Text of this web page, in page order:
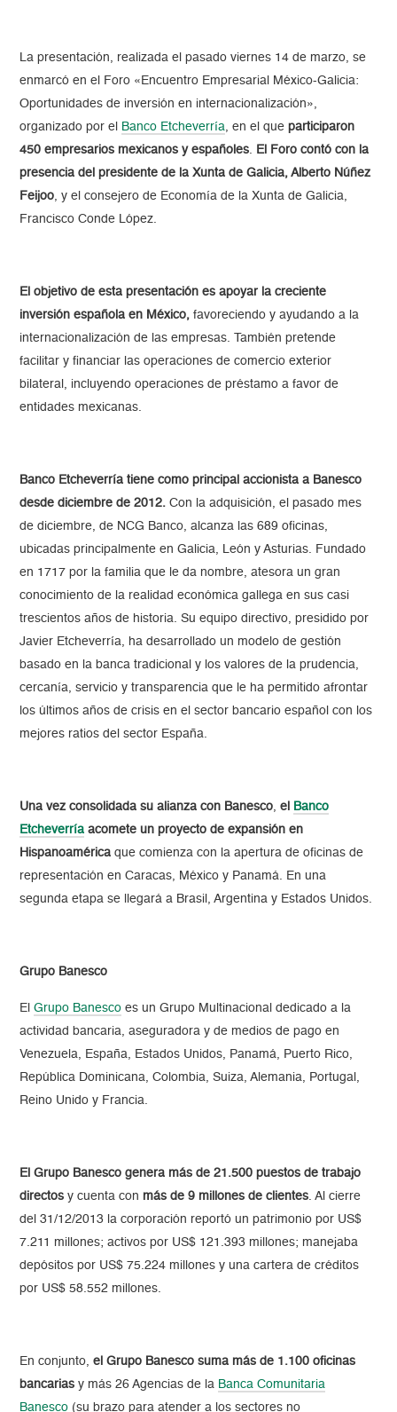
La presentación, realizada el pasado viernes 14 de marzo, se
enmarcó en el Foro «Encuentro Empresarial México-Galicia:
Oportunidades de inversión en internacionalización»,
organizado por el
Banco Etcheverría, en el queparticiparon
450 empresarios mexicanos y españoles. El Foro contó con la
presencia del presidente de la Xunta de Galicia, Alberto Núñez
Feijoo, y el consejero de Economía de la Xunta de Galicia,
Francisco Conde López.
El objetivo de esta presentación es apoyar la creciente
inversión española en México, favoreciendo y ayudando a la
internacionalización de las empresas. También pretende
facilitar y financiar las operaciones de comercio exterior
bilateral, incluyendo operaciones de préstamo a favor de
entidades mexicanas.
Banco Etcheverría tiene como principal accionista a Banesco
desde diciembre de 2012. Con la adquisición, el pasado mes
de diciembre, de NCG Banco, alcanza las 689 oficinas,
ubicadas principalmente en Galicia, León y Asturias. Fundado
en 1717 por la familia que le da nombre, atesora un gran
conocimiento de la realidad económica gallega en sus casi
trescientos años de historia. Su equipo directivo, presidido por
Javier Etcheverría, ha desarrollado un modelo de gestión
basado en la banca tradicional y los valores de la prudencia,
cercanía, servicio y transparencia que le ha permitido afrontar
los últimos años de crisis en el sector bancario español con los
mejores ratios del sector España.
Una vez consolidada su alianza con Banesco,el
Banco
Etcheverría acomete un proyecto de expansión en
Hispanoamérica que comienza con la apertura de oficinas de
representación en Caracas, México y Panamá. En una
segunda etapa se llegará a Brasil, Argentina y Estados Unidos.
Grupo Banesco
ElGrupo Banesco es un Grupo Multinacional dedicado a la
actividad bancaria, aseguradora y de medios de pago en
Venezuela, España, Estados Unidos, Panamá, Puerto Rico,
República Dominicana, Colombia, Suiza, Alemania, Portugal,
Reino Unido y Francia.
El Grupo Banesco genera más de 21.500 puestos de trabajo
directos y cuenta con más de 9 millones de clientes. Al cierre
del 31/12/2013 la corporación reportó un patrimonio por US$
7.211 millones; activos por US$ 121.393 millones; manejaba
depósitos por US$ 75.224 millones y una cartera de créditos
por US$ 58.552 millones.
En conjunto,el Grupo Banesco suma más de 1.100 oficinas
bancarias y más 26 Agencias de la Banca Comunitaria
Banesco (su brazo para atender a los sectores no